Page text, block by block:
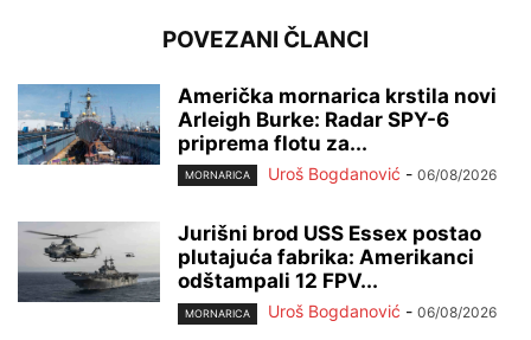
POVEZANI ČLANCI
Američka mornarica krstila novi
Arleigh Burke: Radar SPY-6
priprema flotu za...
MORNARICA Uroš Bogdanović - 06/08/2026
Jurišni brod USS Essex postao
plutajuća fabrika: Amerikanci
odštampali 12 FPV...
MORNARICA Uroš Bogdanović - 06/08/2026